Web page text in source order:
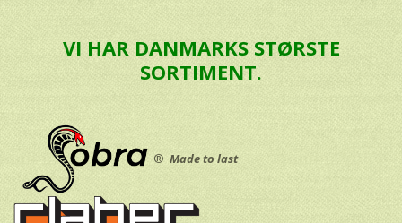
VI HAR DANMARKS STØRSTE
SORTIMENT.
® Made to last